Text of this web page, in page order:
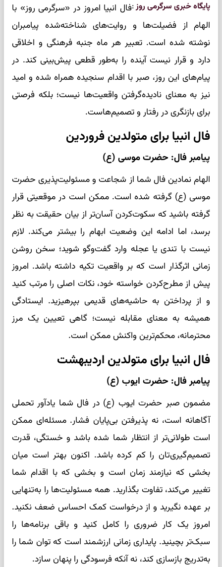
پایگاه خبری سرگرمی روز:فال انبیا امروز در «سرگرمی روز» با
الهام از فضیلت‌ها و روایت‌های شناخته‌شده پیامبران
نوشته شده است. تعبیر هر ماه جنبه فرهنگی و اخلاقی
دارد و قرار نیست آینده را به‌طور قطعی پیش‌بینی کند. در
پیام‌های این روز، صبر با اقدام سنجیده همراه شده و امید
نیز به معنای نادیده‌گرفتن واقعیت‌ها نیست؛ بلکه فرصتی
برای بازنگری در رفتار و تصمیم‌هاست.
فال انبیا برای متولدین فروردین
پیامبر فال: حضرت موسی (ع)
الهام نمادین فال شما از شجاعت و مسئولیت‌پذیری حضرت
موسی (ع) گرفته شده است. ممکن است در موقعیتی قرار
گرفته باشید که سکوت‌کردن آسان‌تر از بیان حقیقت به نظر
برسد، اما ادامه این وضعیت ابهام را بیشتر می‌کند. لازم
نیست با تندی یا عجله وارد گفت‌وگو شوید؛ سخن روشن
زمانی اثرگذار است که بر واقعیت تکیه داشته باشد. امروز
پیش از مطرح‌کردن خواسته خود، نکات اصلی را مرتب کنید
و از پرداختن به حاشیه‌های قدیمی بپرهیزید. ایستادگی
همیشه به معنای مقابله نیست؛ گاهی تعیین یک مرز
محترمانه، محکم‌ترین واکنش ممکن است.
فال انبیا برای متولدین اردیبهشت
پیامبر فال: حضرت ایوب (ع)
مضمون صبر حضرت ایوب (ع) در فال شما یادآور تحملی
آگاهانه است، نه پذیرفتن بی‌پایان فشار. مسئله‌ای ممکن
است طولانی‌تر از انتظار شما شده باشد و خستگی، قدرت
تصمیم‌گیری‌تان را کم کرده باشد. اکنون بهتر است میان
بخشی که نیازمند زمان است و بخشی که با اقدام شما
تغییر می‌کند، تفاوت بگذارید. همه مسئولیت‌ها را به‌تنهایی
بر عهده نگیرید و از درخواست کمک احساس ضعف نکنید.
امروز یک کار ضروری را کامل کنید و باقی برنامه‌ها را
سبک‌تر بچینید. پایداری زمانی ارزشمند است که توان شما را
به‌تدریج بازسازی کند، نه آنکه فرسودگی را پنهان سازد.